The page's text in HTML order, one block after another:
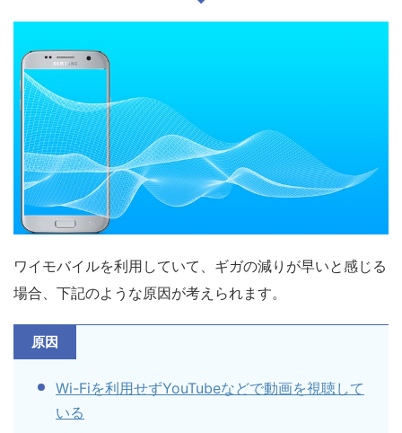
ワイモバイルを利用していて、ギガの減りが早いと感じる
場合、下記のような原因が考えられます。
原因
Wi-Fiを利用せずYouTubeなどで動画を視聴して
いる